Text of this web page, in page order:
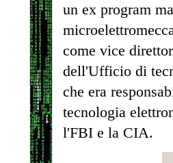
un ex program
come vice
dell'Ufficio di
che era
tecnologia
l'FBI e la CIA.